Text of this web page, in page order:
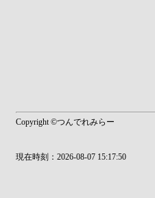
Copyright ©つんでれみらー
現在時刻：2026-08-07 15:17:50